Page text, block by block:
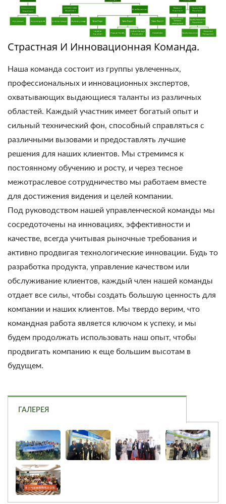
Страстная И Инновационная Команда.
Наша команда состоит из группы увлеченных,
профессиональных и инновационных экспертов,
охватывающих выдающиеся таланты из различных
областей. Каждый участник имеет богатый опыт и
сильный технический фон, способный справляться с
различными вызовами и предоставлять лучшие
решения для наших клиентов. Мы стремимся к
постоянному обучению и росту, и через тесное
межотраслевое сотрудничество мы работаем вместе
для достижения видения и целей компании.
Под руководством нашей управленческой команды мы
сосредоточены на инновациях, эффективности и
качестве, всегда учитывая рыночные требования и
активно продвигая технологические инновации. Будь то
разработка продукта, управление качеством или
обслуживание клиентов, каждый член нашей команды
отдает все силы, чтобы создать большую ценность для
компании и наших клиентов. Мы твердо верим, что
командная работа является ключом к успеху, и мы
будем продолжать использовать наш опыт, чтобы
продвигать компанию к еще большим высотам в
будущем.
ГАЛЕРЕЯ